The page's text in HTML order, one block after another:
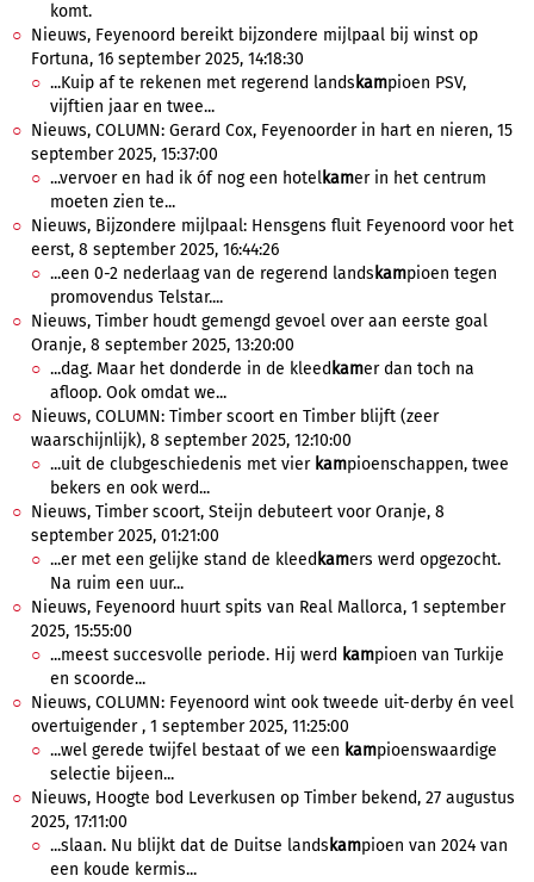
komt.
Nieuws, Feyenoord bereikt bijzondere mijlpaal bij winst op
Fortuna, 16 september 2025, 14:18:30
...Kuip af te rekenen met regerend lands kampioen PSV,
vijftien jaar en twee...
Nieuws, COLUMN: Gerard Cox, Feyenoorder in hart en nieren, 15
september 2025, 15:37:00
...vervoer en had ik óf nog een hotelkamer in het centrum
moeten zien te...
Nieuws, Bijzondere mijlpaal: Hensgens fluit Feyenoord voor het
eerst, 8 september 2025, 16:44:26
...een 0-2 nederlaag van de regerend lands kampioen tegen
promovendus Telstar....
Nieuws, Timber houdt gemengd gevoel over aan eerste goal
Oranje, 8 september 2025, 13:20:00
...dag. Maar het donderde in de kleed kamer dan toch na
afloop. Ook omdat we...
Nieuws, COLUMN: Timber scoort en Timber blijft (zeer
waarschijnlijk), 8 september 2025, 12:10:00
...uit de clubgeschiedenis met vier kampioenschappen, twee
bekers en ook werd...
Nieuws, Timber scoort, Steijn debuteert voor Oranje, 8
september 2025, 01:21:00
...er met een gelijke stand de kleed kamers werd opgezocht.
Na ruim een uur...
Nieuws, Feyenoord huurt spits van Real Mallorca, 1 september
2025, 15:55:00
...meest succesvolle periode. Hij werd kampioen van Turkije
en scoorde...
Nieuws, COLUMN: Feyenoord wint ook tweede uit-derby én veel
overtuigender , 1 september 2025, 11:25:00
...wel gerede twijfel bestaat of we een kampioenswaardige
selectie bijeen...
Nieuws, Hoogte bod Leverkusen op Timber bekend, 27 augustus
2025, 17:11:00
...slaan. Nu blijkt dat de Duitse lands kampioen van 2024 van
een koude kermis...